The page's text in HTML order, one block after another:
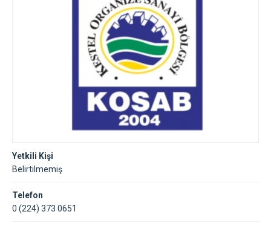
Yetkili Kişi
Belirtilmemiş
Telefon
0 (224) 373 0651